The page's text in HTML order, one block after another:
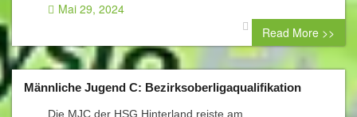
Mai 29, 2024
0 comment
Read More >>
Männliche Jugend C: Bezirksoberligaqualifikation
Die MJC der HSG Hinterland reiste am